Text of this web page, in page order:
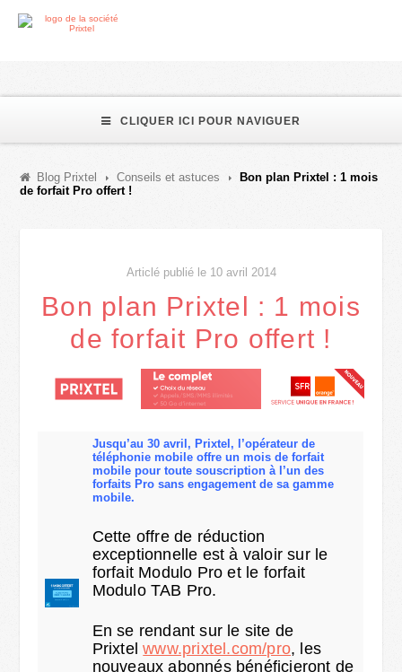
CLIQUER ICI POUR NAVIGUER
Blog Prixtel Conseils et astuces
Bon plan Prixtel : 1 mois
de forfait Pro offert !
Articlé publié le 10 avril 2014
Bon plan Prixtel : 1 mois
de forfait Pro offert !
Jusqu’au 30 avril, Prixtel, l’opérateur de
téléphonie mobile offre un mois de forfait
mobile pour toute souscription à l’un des
forfaits Pro sans engagement de sa gamme
mobile.
Cette offre de réduction
exceptionnelle est à valoir sur le
forfait Modulo Pro et le forfait
Modulo TAB Pro.
En se rendant sur le site de
Prixtelwww.prixtel.com/pro, les
nouveaux abonnés bénéficieront de